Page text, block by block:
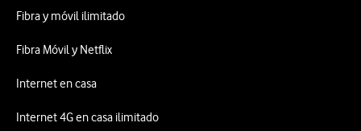
Fibra y móvil ilimitado
Fibra Móvil y Netflix
Internet en casa
Internet 4G en casa ilimitado